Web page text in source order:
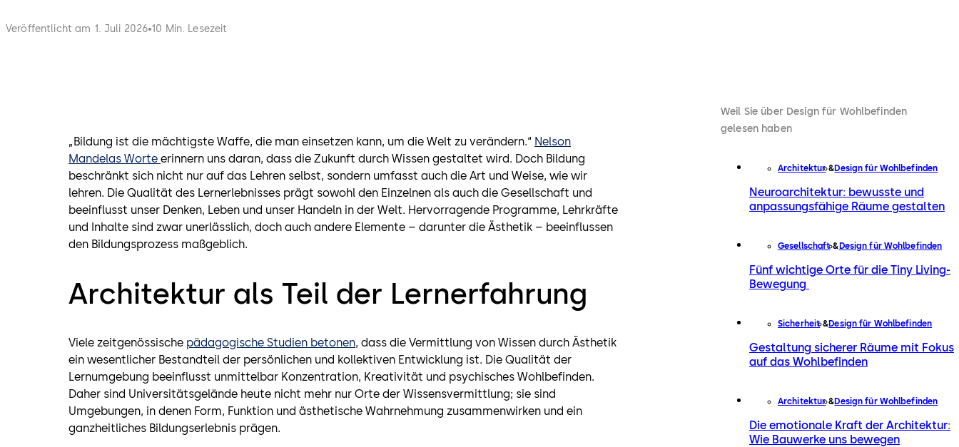
Veröffentlicht am 1. Juli 2026 10 Min. Lesezeit
„Bildung ist die mächtigste Waffe, die man einsetzen kann, um die Welt zu verändern.“ Nelson
Mandelas Worte erinnern uns daran, dass die Zukunft durch Wissen gestaltet wird. Doch Bildung
beschränkt sich nicht nur auf das Lehren selbst, sondern umfasst auch die Art und Weise, wie wir
lehren. Die Qualität des Lernerlebnisses prägt sowohl den Einzelnen als auch die Gesellschaft und
beeinflusst unser Denken, Leben und unser Handeln in der Welt. Hervorragende Programme, Lehrkräfte
und Inhalte sind zwar unerlässlich, doch auch andere Elemente – darunter die Ästhetik – beeinflussen
den Bildungsprozess maßgeblich.
Architektur als Teil der Lernerfahrung
Viele zeitgenössische pädagogische Studien betonen, dass die Vermittlung von Wissen durch Ästhetik
ein wesentlicher Bestandteil der persönlichen und kollektiven Entwicklung ist. Die Qualität der
Lernumgebung beeinflusst unmittelbar Konzentration, Kreativität und psychisches Wohlbefinden.
Daher sind Universitätsgelände heute nicht mehr nur Orte der Wissensvermittlung; sie sind
Umgebungen, in denen Form, Funktion und ästhetische Wahrnehmung zusammenwirken und ein
ganzheitliches Bildungserlebnis prägen.
Weil Sie über Design für Wohlbefinden
gelesen haben
Architektur Design für Wohlbefinden
Neuroarchitektur: bewusste und
anpassungsfähige Räume gestalten
Gesellschaft Design für Wohlbefinden
Fünf wichtige Orte für die Tiny Living-
Bewegung
Sicherheit Design für Wohlbefinden
Gestaltung sicherer Räume mit Fokus
auf das Wohlbefinden
Architektur Design für Wohlbefinden
Die emotionale Kraft der Architektur:
Wie Bauwerke uns bewegen